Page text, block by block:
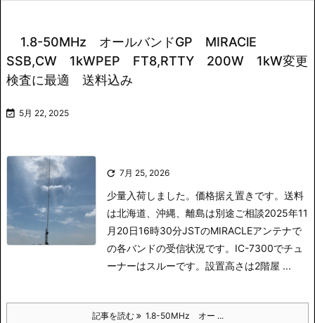
1.8-50MHz オールバンドGP MIRAClE
SSB,CW 1kWPEP FT8,RTTY 200W 1kW変更
検査に最適 送料込み
 5月 22, 2025
 7月 25, 2026
少量入荷しました。価格据え置きです。送料
は北海道、沖縄、離島は別途ご相談2025年11
月20日16時30分JSTのMIRACLEアンテナで
の各バンドの受信状況です。IC-7300でチュ
ーナーはスルーです。設置高さは2階屋 ...
記事を読む 1.8-50MHz オー ...